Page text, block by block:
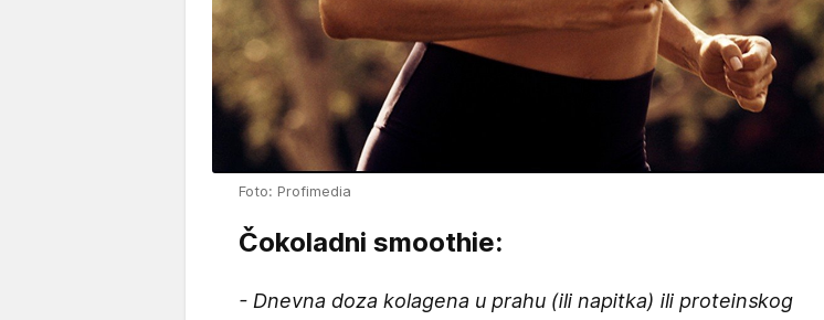
Foto: Profimedia
Čokoladni smoothie:
- Dnevna doza kolagena u prahu (ili napitka) ili proteinskog